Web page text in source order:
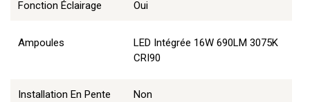
Fonction Éclairage Oui
Ampoules
LED Intégrée 16W 690LM 3075K
CRI90
Installation En Pente Non